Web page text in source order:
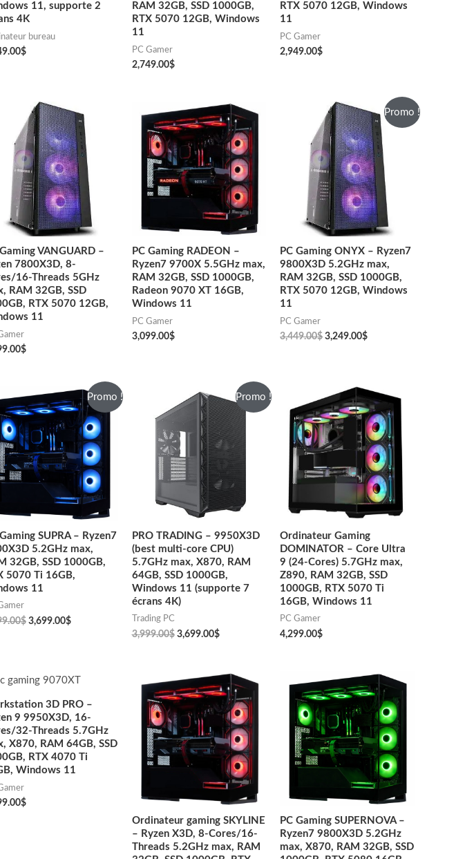
11, supporte 2
4K
bureau
$
RAM 32GB, SSD 1000GB,
RTX 5070 12GB, Windows
11
PC Gamer
2,749.00$
RTX 5070 12GB, Windows
11
PC Gamer
2,949.00$
Gaming VANGUARD –
7800X3D, 8-
16-Threads 5GHz
RAM 32GB, SSD
RTX 5070 12GB,
11
$
PC Gaming RADEON –
Ryzen7 9700X 5.5GHz max,
RAM 32GB, SSD 1000GB,
Radeon 9070 XT 16GB,
Windows 11
PC Gamer
3,099.00$
Promo !
PC Gaming ONYX – Ryzen7
9800X3D 5.2GHz max,
RAM 32GB, SSD 1000GB,
RTX 5070 12GB, Windows
11
PC Gamer
3,449.00$ 3,249.00$
Promo !
SUPRA – Ryzen7
5.2GHz max,
32GB, SSD 1000GB,
5070 Ti 16GB,
11
$ 3,699.00$
Promo !
PRO TRADING – 9950X3D
(best multi-core CPU)
5.7GHz max, X870, RAM
64GB, SSD 1000GB,
Windows 11 (supporte 7
écrans 4K)
Trading PC
3,999.00$ 3,699.00$
Ordinateur Gaming
DOMINATOR – Core Ultra
9 (24-Cores) 5.7GHz max,
Z890, RAM 32GB, SSD
1000GB, RTX 5070 Ti
16GB, Windows 11
PC Gamer
4,299.00$
3D PRO –
9 9950X3D, 16-
32-Threads 5.7GHz
X870, RAM 64GB, SSD
RTX 4070 Ti
Windows 11
$
Ordinateur gaming SKYLINE
– Ryzen X3D, 8-Cores/16-
Threads 5.2GHz max, RAM
PC Gaming SUPERNOVA –
Ryzen7 9800X3D 5.2GHz
max, X870, RAM 32GB, SSD